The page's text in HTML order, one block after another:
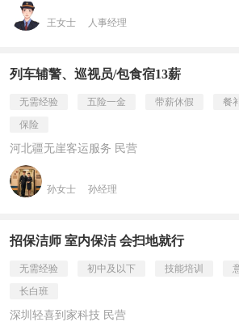
王女士 人事经理
列车辅警、巡视员/包食宿13薪
无需经验 五险一金 带薪休假 餐
保险
河北疆无崖客运服务 民营
孙女士 孙经理
招保洁师 室内保洁 会扫地就行
无需经验 初中及以下 技能培训
长白班
深圳轻喜到家科技 民营